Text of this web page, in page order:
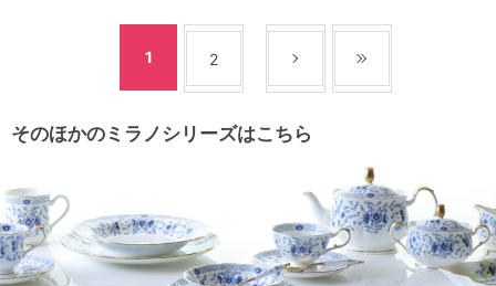
1 2
そのほかのミラノシリーズはこちら